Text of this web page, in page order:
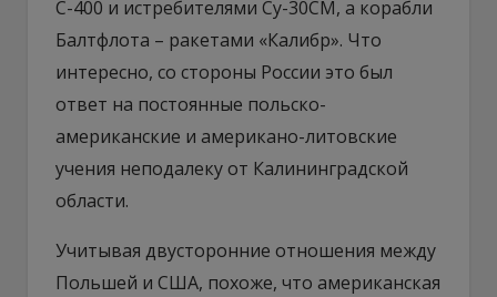
С-400 и истребителями Су-30СМ, а корабли
Балтфлота – ракетами «Калибр». Что
интересно, со стороны России это был
ответ на постоянные польско-
американские и американо-литовские
учения неподалеку от Калининградской
области.
Учитывая двусторонние отношения между
Польшей и США, похоже, что американская